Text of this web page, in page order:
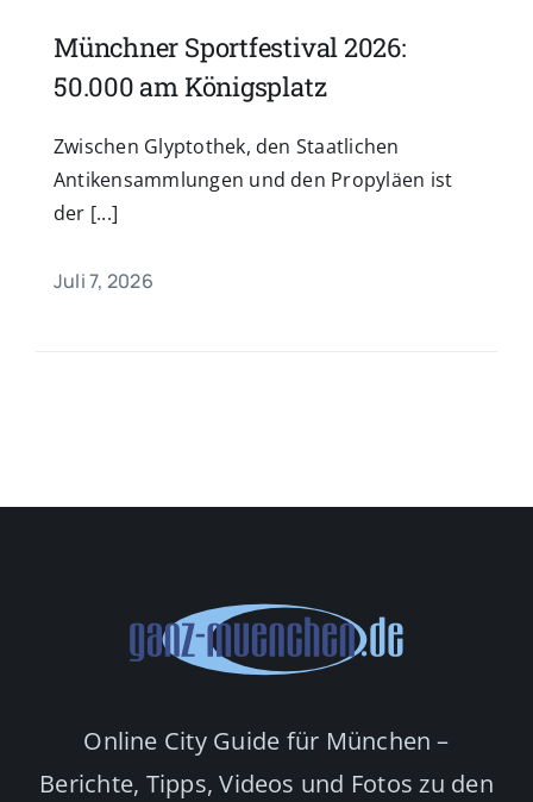
Münchner Sportfestival 2026:
50.000 am Königsplatz
Zwischen Glyptothek, den Staatlichen
Antikensammlungen und den Propyläen ist
der [...]
Juli 7, 2026
Online City Guide für München –
Berichte, Tipps, Videos und Fotos zu den